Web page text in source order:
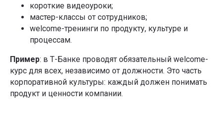
короткие видеоуроки;
мастер-классы от сотрудников;
welcome-тренинги по продукту, культуре и
процессам.
Пример: в Т-Банке проводят обязательный welcome-
курс для всех, независимо от должности. Это часть
корпоративной культуры: каждый должен понимать
продукт и ценности компании.